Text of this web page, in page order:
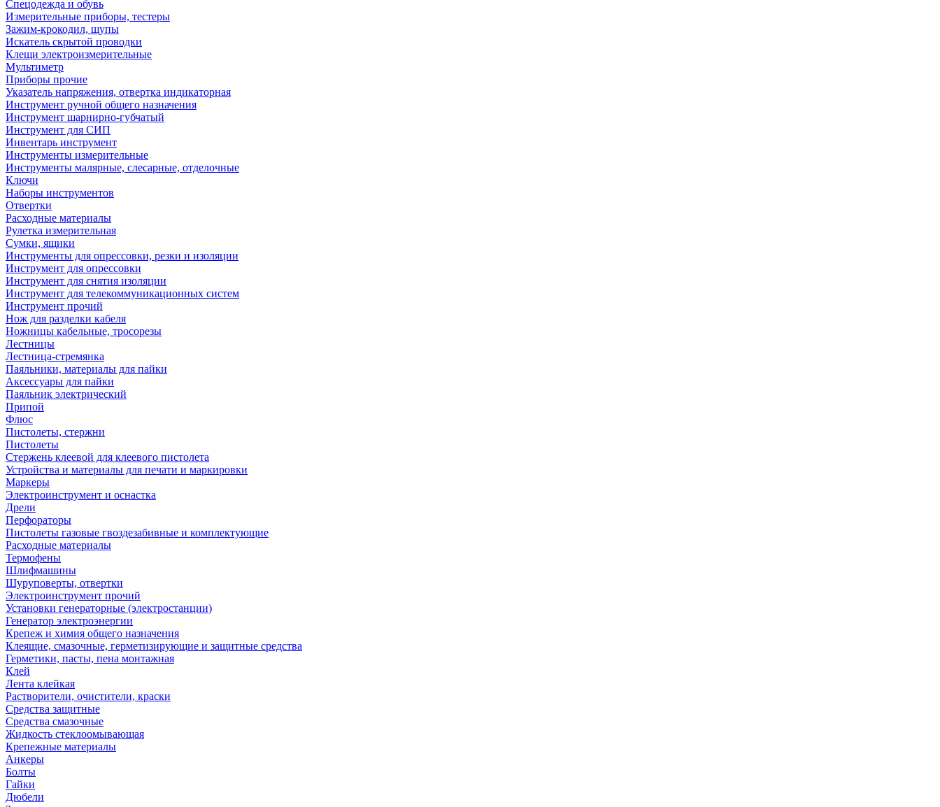
Спецодежда и обувь
Измерительные приборы, тестеры
Зажим-крокодил, щупы
Искатель скрытой проводки
Клещи электроизмерительные
Мультиметр
Приборы прочие
Указатель напряжения, отвертка индикаторная
Инструмент ручной общего назначения
Инструмент шарнирно-губчатый
Инструмент для СИП
Инвентарь инструмент
Инструменты измерительные
Инструменты малярные, слесарные, отделочные
Ключи
Наборы инструментов
Отвертки
Расходные материалы
Рулетка измерительная
Сумки, ящики
Инструменты для опрессовки, резки и изоляции
Инструмент для опрессовки
Инструмент для снятия изоляции
Инструмент для телекоммуникационных систем
Инструмент прочий
Нож для разделки кабеля
Ножницы кабельные, тросорезы
Лестницы
Лестница-стремянка
Паяльники, материалы для пайки
Аксессуары для пайки
Паяльник электрический
Припой
Флюс
Пистолеты, стержни
Пистолеты
Стержень клеевой для клеевого пистолета
Устройства и материалы для печати и маркировки
Маркеры
Электроинструмент и оснастка
Дрели
Перфораторы
Пистолеты газовые гвоздезабивные и комплектующие
Расходные материалы
Термофены
Шлифмашины
Шуруповерты, отвертки
Электроинструмент прочий
Установки генераторные (электростанции)
Генератор электроэнергии
Крепеж и химия общего назначения
Клеящие, смазочные, герметизирующие и защитные средства
Герметики, пасты, пена монтажная
Клей
Лента клейкая
Растворители, очистители, краски
Средства защитные
Средства смазочные
Жидкость стеклоомывающая
Крепежные материалы
Анкеры
Болты
Гайки
Дюбели